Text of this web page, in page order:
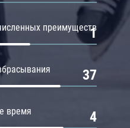
преимуществ
1
37
время 4